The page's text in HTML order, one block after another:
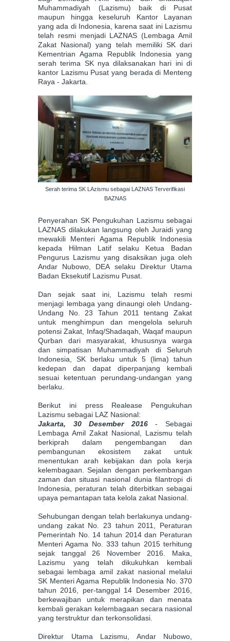
Muhammadiyah (Lazismu) baik di Pusat
maupun hingga keseluruh Kantor Layanan
yang ada di Indonesia, karena saat ini Lazismu
telah resmi menjadi LAZNAS (Lembaga Amil
Zakat Nasional) yang telah memiliki SK dari
Kementrian Agama Republik Indonesia yang
serah terima SK nya dilaksanakan hari ini di
kantor Lazismu Pusat yang berada di Menteng
Raya - Jakarta.
Serah terima SK LAzismu sebagai LAZNAS Terverifikasi
BAZNAS
Penyerahan SK Pengukuhan Lazismu sebagai
LAZNAS dilakukan langsung oleh Juraidi yang
mewakili Menteri Agama Republik Indonesia
kepada Hilman Latif selaku Ketua Badan
Pengurus Lazismu yang disaksikan juga oleh
Andar Nubowo, DEA selaku Direktur Utama
Badan Eksekutif Lazismu Pusat.
Dan sejak saat ini, Lazismu telah resmi
menjagi lembaga yang dinaungi oleh Undang-
Undang No. 23 Tahun 2011 tentang Zakat
untuk menghimpun dan mengelola seluruh
potensi Zakat, Infaq/Shadaqah, Waqaf maupun
Qurban dari masyarakat, khususnya warga
dan simpatisan Muhammadiyah di Seluruh
Indonesia , SK berlaku untuk 5 (lima) tahun
kedepan dan dapat diperpanjang kembali
sesuai ketentuan perundang-undangan yang
berlaku.
Berikut ini press Realease Pengukuhan
Lazismu sebagai LAZ Nasional:
Jakarta, 30 Desember 2016- Sebagai
Lembaga Amil Zakat Nasional, Lazismu telah
berkiprah dalam pengembangan dan
pembangunan ekosistem zakat untuk
menentukan arah kebijakan dan pola kerja
kelembagaan. Sejalan dengan perkembangan
zaman dan situasi nasional dunia filantropi di
Indonesia, peraturan telah diterbitkan sebagai
upaya pemantapan tata kelola zakat Nasional.
Sehubungan dengan telah berlakunya undang-
undang zakat No. 23 tahun 2011, Peraturan
Pemerintah No. 14 tahun 2014 dan Peraturan
Menteri Agama No. 333 tahun 2015 terhitung
sejak tanggal 26 November 2016. Maka,
Lazismu yang telah dikukuhkan kembali
sebagai lembaga amil zakat nasional melalui
SK Menteri Agama Republik Indonesia No. 370
tahun 2016, per-tanggal 14 Desember 2016,
berkewajiban untuk merapikan dan menata
kembali gerakan kelembagaan secara nasional
yang terstruktur dan terkonsolidasi.
Direktur Utama Lazismu, Andar Nubowo,